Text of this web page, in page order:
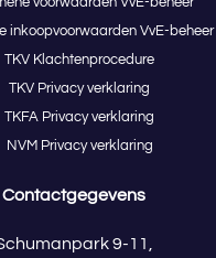
inkoopvoorwaarden VvE-beheer
TKV Klachtenprocedure
TKV Privacy verklaring
TKFA Privacy verklaring
NVM Privacy verklaring
Contactgegevens
9-11,